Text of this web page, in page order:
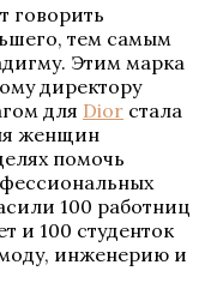
говорить
тем самым
Этим марка
директору
для Dior стала
женщин
помочь
100 работниц
и 100 студенток
инженерию и